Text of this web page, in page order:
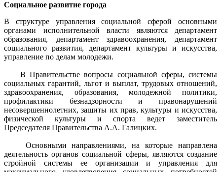
Социальное развитие города
В структуре управления социальной сферой основными
органами исполнительной власти являются департамент
образования, департамент здравоохранения, департамент
социального развития, департамент культуры и искусства,
управление по делам молодежи.
В Правительстве вопросы социальной сферы, системы
социальных гарантий, льгот и выплат, трудовых отношений,
здравоохранения, образования, молодежной политики,
профилактики безнадзорности и правонарушений
несовершеннолетних, защиты их прав, культуры и искусства,
физической культуры и спорта ведет заместитель
Председателя Правительства А.А. Галицких.
Основными направлениями, на которые направлена
деятельность органов социальной сферы, являются создание
стройной системы ее организации и управления для